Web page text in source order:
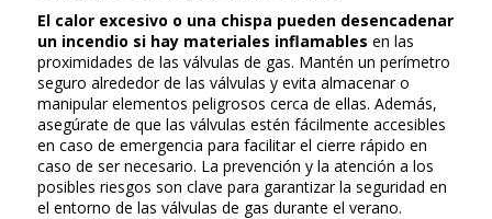
El calor excesivo o una chispa pueden desencadenar
un incendio si hay materiales inflamables en las
proximidades de las válvulas de gas. Mantén un perímetro
seguro alrededor de las válvulas y evita almacenar o
manipular elementos peligrosos cerca de ellas. Además,
asegúrate de que las válvulas estén fácilmente accesibles
en caso de emergencia para facilitar el cierre rápido en
caso de ser necesario. La prevención y la atención a los
posibles riesgos son clave para garantizar la seguridad en
el entorno de las válvulas de gas durante el verano.